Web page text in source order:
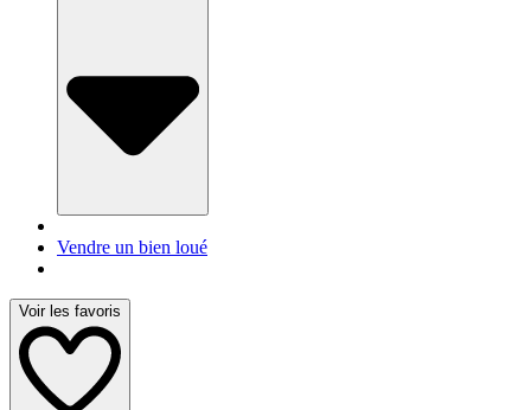
Vendre un bien loué
Voir les favoris